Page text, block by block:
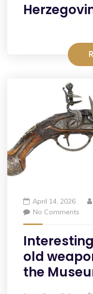
April 14, 2026
No Comments
old
the